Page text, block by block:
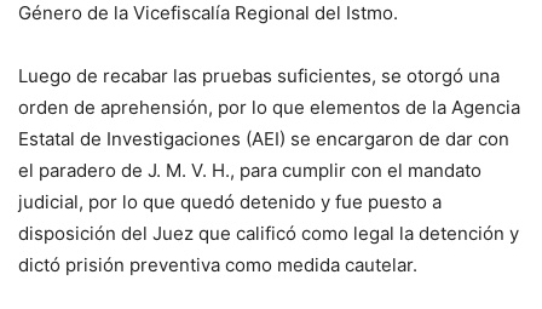
Género de la Vicefiscalía Regional del Istmo.
Luego de recabar las pruebas suficientes, se otorgó una
orden de aprehensión, por lo que elementos de la Agencia
Estatal de Investigaciones (AEI) se encargaron de dar con
el paradero de J. M. V. H., para cumplir con el mandato
judicial, por lo que quedó detenido y fue puesto a
disposición del Juez que calificó como legal la detención y
dictó prisión preventiva como medida cautelar.